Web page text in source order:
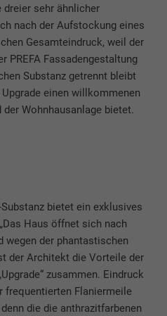
dreier sehr ähnlicher
nach der Aufstockung eines
Gesamteindruck, weil der
PREFA Fassadengestaltung
Substanz getrennt bleibt
einen willkommenen
Wohnhausanlage bietet.
bietet ein exklusives
Haus öffnet sich nach
wegen der phantastischen
der Architekt die Vorteile der
zusammen. Eindruck
frequentierten Flaniermeile
die die anthrazitfarbenen